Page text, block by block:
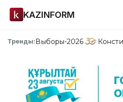
KAZINFORM
Тренды:Выборы-2026